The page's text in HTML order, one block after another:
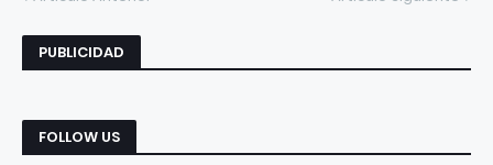
PUBLICIDAD
FOLLOW US